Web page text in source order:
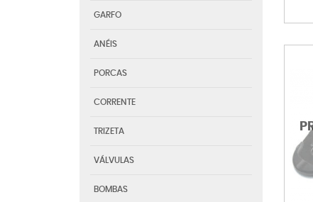
GARFO
ANÉIS
PORCAS
CORRENTE
TRIZETA
VÁLVULAS
BOMBAS